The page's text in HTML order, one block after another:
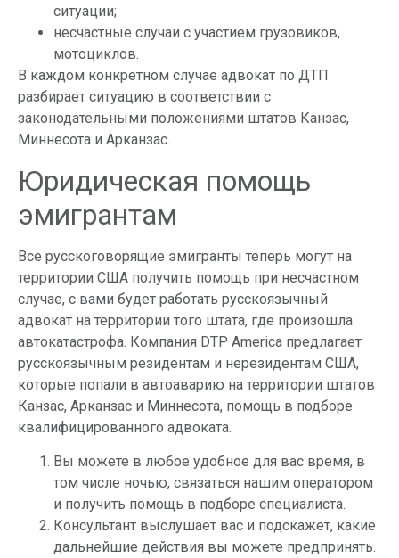
ситуации;
несчастные случаи с участием грузовиков,
мотоциклов.
В каждом конкретном случае адвокат по ДТП
разбирает ситуацию в соответствии с
законодательными положениями штатов Канзас,
Миннесота и Арканзас.
Юридическая помощь
эмигрантам
Все русскоговорящие эмигранты теперь могут на
территории США получить помощь при несчастном
случае, с вами будет работать русскоязычный
адвокат на территории того штата, где произошла
автокатастрофа. Компания DTP America предлагает
русскоязычным резидентам и нерезидентам США,
которые попали в автоаварию на территории штатов
Канзас, Арканзас и Миннесота, помощь в подборе
квалифицированного адвоката.
Вы можете в любое удобное для вас время, в
том числе ночью, связаться нашим оператором
и получить помощь в подборе специалиста.
Консультант выслушает вас и подскажет, какие
дальнейшие действия вы можете предпринять.